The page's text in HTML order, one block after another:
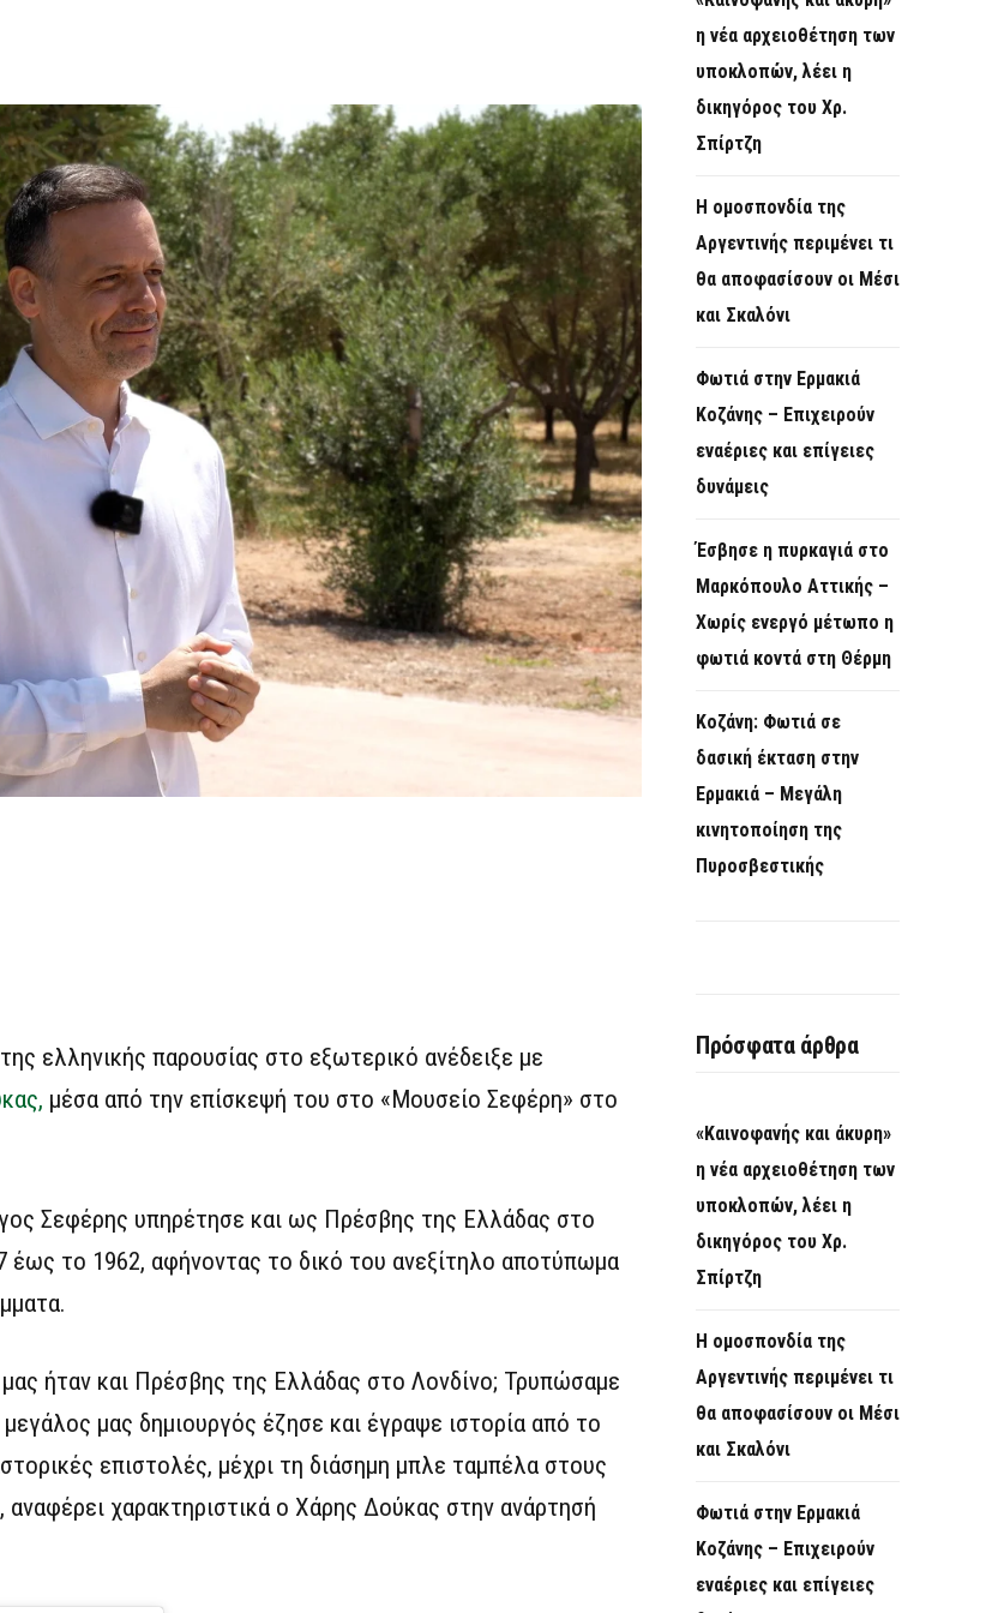
ελληνικής παρουσίας στο εξωτερικό ανέδειξε με
μέσα από την επίσκεψή του στο «Μουσείο Σεφέρη» στο
Σεφέρης υπηρέτησε και ως Πρέσβης της Ελλάδας στο
έως το 1962, αφήνοντας το δικό του ανεξίτηλο αποτύπωμα
ήταν και Πρέσβης της Ελλάδας στο Λονδίνο; Τρυπώσαμε
μας δημιουργός έζησε και έγραψε ιστορία από το
επιστολές, μέχρι τη διάσημη μπλε ταμπέλα στους
χαρακτηριστικά ο Χάρης Δούκας στην ανάρτησή
η νέα αρχειοθέτηση των
υποκλοπών, λέει η
δικηγόρος του Χρ.
Σπίρτζη
Η ομοσπονδία της
Αργεντινής περιμένει τι
θα αποφασίσουν οι Μέσι
και Σκαλόνι
Φωτιά στην Ερμακιά
Κοζάνης – Επιχειρούν
εναέριες και επίγειες
δυνάμεις
Έσβησε η πυρκαγιά στο
Μαρκόπουλο Αττικής –
Χωρίς ενεργό μέτωπο η
φωτιά κοντά στη Θέρμη
Κοζάνη: Φωτιά σε
δασική έκταση στην
Ερμακιά – Μεγάλη
κινητοποίηση της
Πυροσβεστικής
Πρόσφατα άρθρα
«Καινοφανής και άκυρη»
η νέα αρχειοθέτηση των
υποκλοπών, λέει η
δικηγόρος του Χρ.
Σπίρτζη
Η ομοσπονδία της
Αργεντινής περιμένει τι
θα αποφασίσουν οι Μέσι
και Σκαλόνι
Φωτιά στην Ερμακιά
Κοζάνης – Επιχειρούν
εναέριες και επίγειες